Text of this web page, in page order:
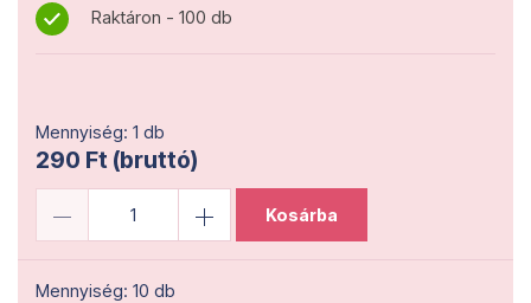
Raktáron - 100 db
Mennyiség: 1 db
290 Ft (bruttó)
Kosárba
Mennyiség: 10 db